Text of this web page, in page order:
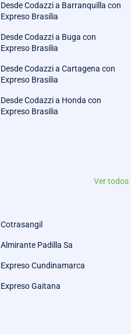
Desde Codazzi a Barranquilla con
Expreso Brasilia
Desde Codazzi a Buga con
Expreso Brasilia
Desde Codazzi a Cartagena con
Expreso Brasilia
Desde Codazzi a Honda con
Expreso Brasilia
Ver todos
Cotrasangil
Almirante Padilla Sa
Expreso Cundinamarca
Expreso Gaitana